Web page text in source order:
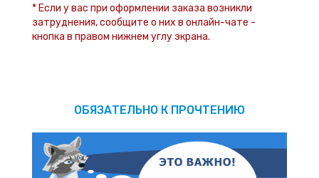
* Если у вас при оформлении заказа возникли
затруднения, сообщите о них в онлайн-чате -
кнопка в правом нижнем углу экрана.
ОБЯЗАТЕЛЬНО К ПРОЧТЕНИЮ